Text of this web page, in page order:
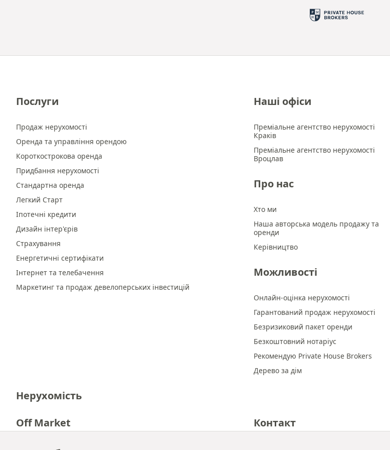
Послуги
Продаж нерухомості
Оренда та управління орендою
Короткострокова оренда
Придбання нерухомості
Стандартна оренда
Легкий Старт
Іпотечні кредити
Дизайн інтер'єрів
Страхування
Енергетичні сертифікати
Інтернет та телебачення
Маркетинг та продаж девелоперських інвестицій
Наші офіси
Преміальне агентство нерухомості
Краків
Преміальне агентство нерухомості
Вроцлав
Про нас
Хто ми
Наша авторська модель продажу та
оренди
Керівництво
Можливості
Онлайн-оцінка нерухомості
Гарантований продаж нерухомості
Безризиковий пакет оренди
Безкоштовний нотаріус
Рекомендую Private House Brokers
Дерево за дім
Нерухомість
Off Market
Контакт